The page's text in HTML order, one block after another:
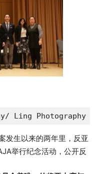
Ling Photography
发生以来的两年里，反亚
举行纪念活动，公开反